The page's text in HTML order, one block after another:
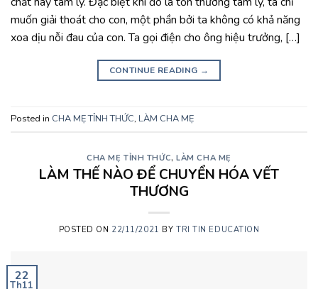
muốn giải thoát cho con, một phần bởi ta không có khả năng
xoa dịu nỗi đau của con. Ta gọi điện cho ông hiệu trưởng, […]
CONTINUE READING →
Posted in CHA MẸ TỈNH THỨC, LÀM CHA MẸ
CHA MẸ TỈNH THỨC,LÀM CHA MẸ
LÀM THẾ NÀO ĐỂ CHUYỂN HÓA VẾT
THƯƠNG
POSTED ON 22/11/2021 BY TRI TIN EDUCATION
22
Th11